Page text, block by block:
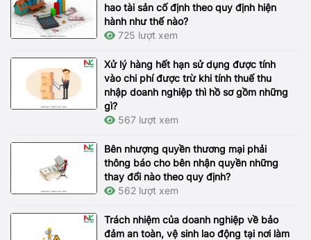
hao tài sản cố định theo quy định hiện
hành như thế nào?
725 lượt xem
Xử lý hàng hết hạn sử dụng được tính
vào chi phí được trừ khi tính thuế thu
nhập doanh nghiệp thì hồ sơ gồm những
gì?
567 lượt xem
Bên nhượng quyền thương mại phải
thông báo cho bên nhận quyền những
thay đổi nào theo quy định?
562 lượt xem
Trách nhiệm của doanh nghiệp về bảo
đảm an toàn, vệ sinh lao động tại nơi làm